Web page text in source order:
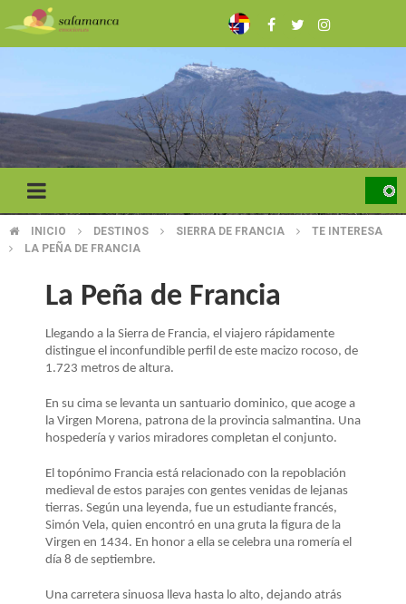
Pasar
al
SOBRESCRIBIR
AYUDA
NAVEGACIÓN
INICIO DESTINOS SIERRA DE FRANCIA
TE INTERESA
LA PEÑA DE FRANCIA
La Peña de Francia
Llegando a la Sierra de Francia, el viajero rápidamente
distingue el inconfundible perfil de este macizo rocoso, de
1.723 metros de altura.
En su cima se levanta un santuario dominico, que acoge a
la Virgen Morena, patrona de la provincia salmantina. Una
hospedería y varios miradores completan el conjunto.
El topónimo Francia está relacionado con la repoblación
medieval de estos parajes con gentes venidas de lejanas
tierras. Según una leyenda, fue un estudiante francés,
Simón Vela, quien encontró en una gruta la figura de la
Virgen en 1434. En honor a ella se celebra una romería el
día 8 de septiembre.
Una carretera sinuosa lleva hasta lo alto, dejando atrás